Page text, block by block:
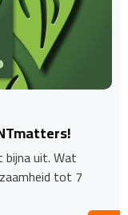
uit. Wat
tot 7